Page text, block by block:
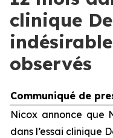
clinique
observés
Communiqué de
Nicox annonce que
dans l’essai clinique